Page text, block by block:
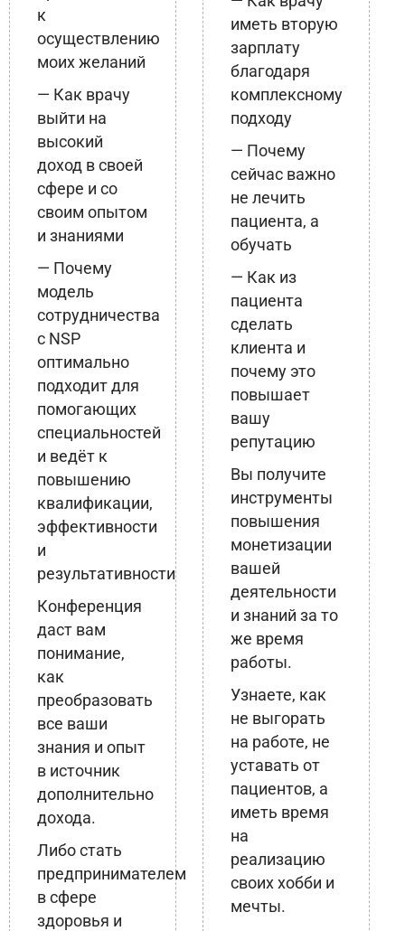
к
осуществлению
моих желаний
— Как врачу
выйти на
высокий
доход в своей
сфере и со
своим опытом
и знаниями
— Почему
модель
сотрудничества
с NSP
оптимально
подходит для
помогающих
специальностей
и ведёт к
повышению
квалификации,
эффективности
и
результативности
Конференция
даст вам
понимание,
как
преобразовать
все ваши
знания и опыт
в источник
дополнительно
дохода.
Либо стать
предпринимателем
в сфере
здоровья и
иметь вторую
зарплату
благодаря
комплексному
подходу
— Почему
сейчас важно
не лечить
пациента, а
обучать
— Как из
пациента
сделать
клиента и
почему это
повышает
вашу
репутацию
Вы получите
инструменты
повышения
монетизации
вашей
деятельности
и знаний за то
же время
работы.
Узнаете, как
не выгорать
на работе, не
уставать от
пациентов, а
иметь время
на
реализацию
своих хобби и
мечты.